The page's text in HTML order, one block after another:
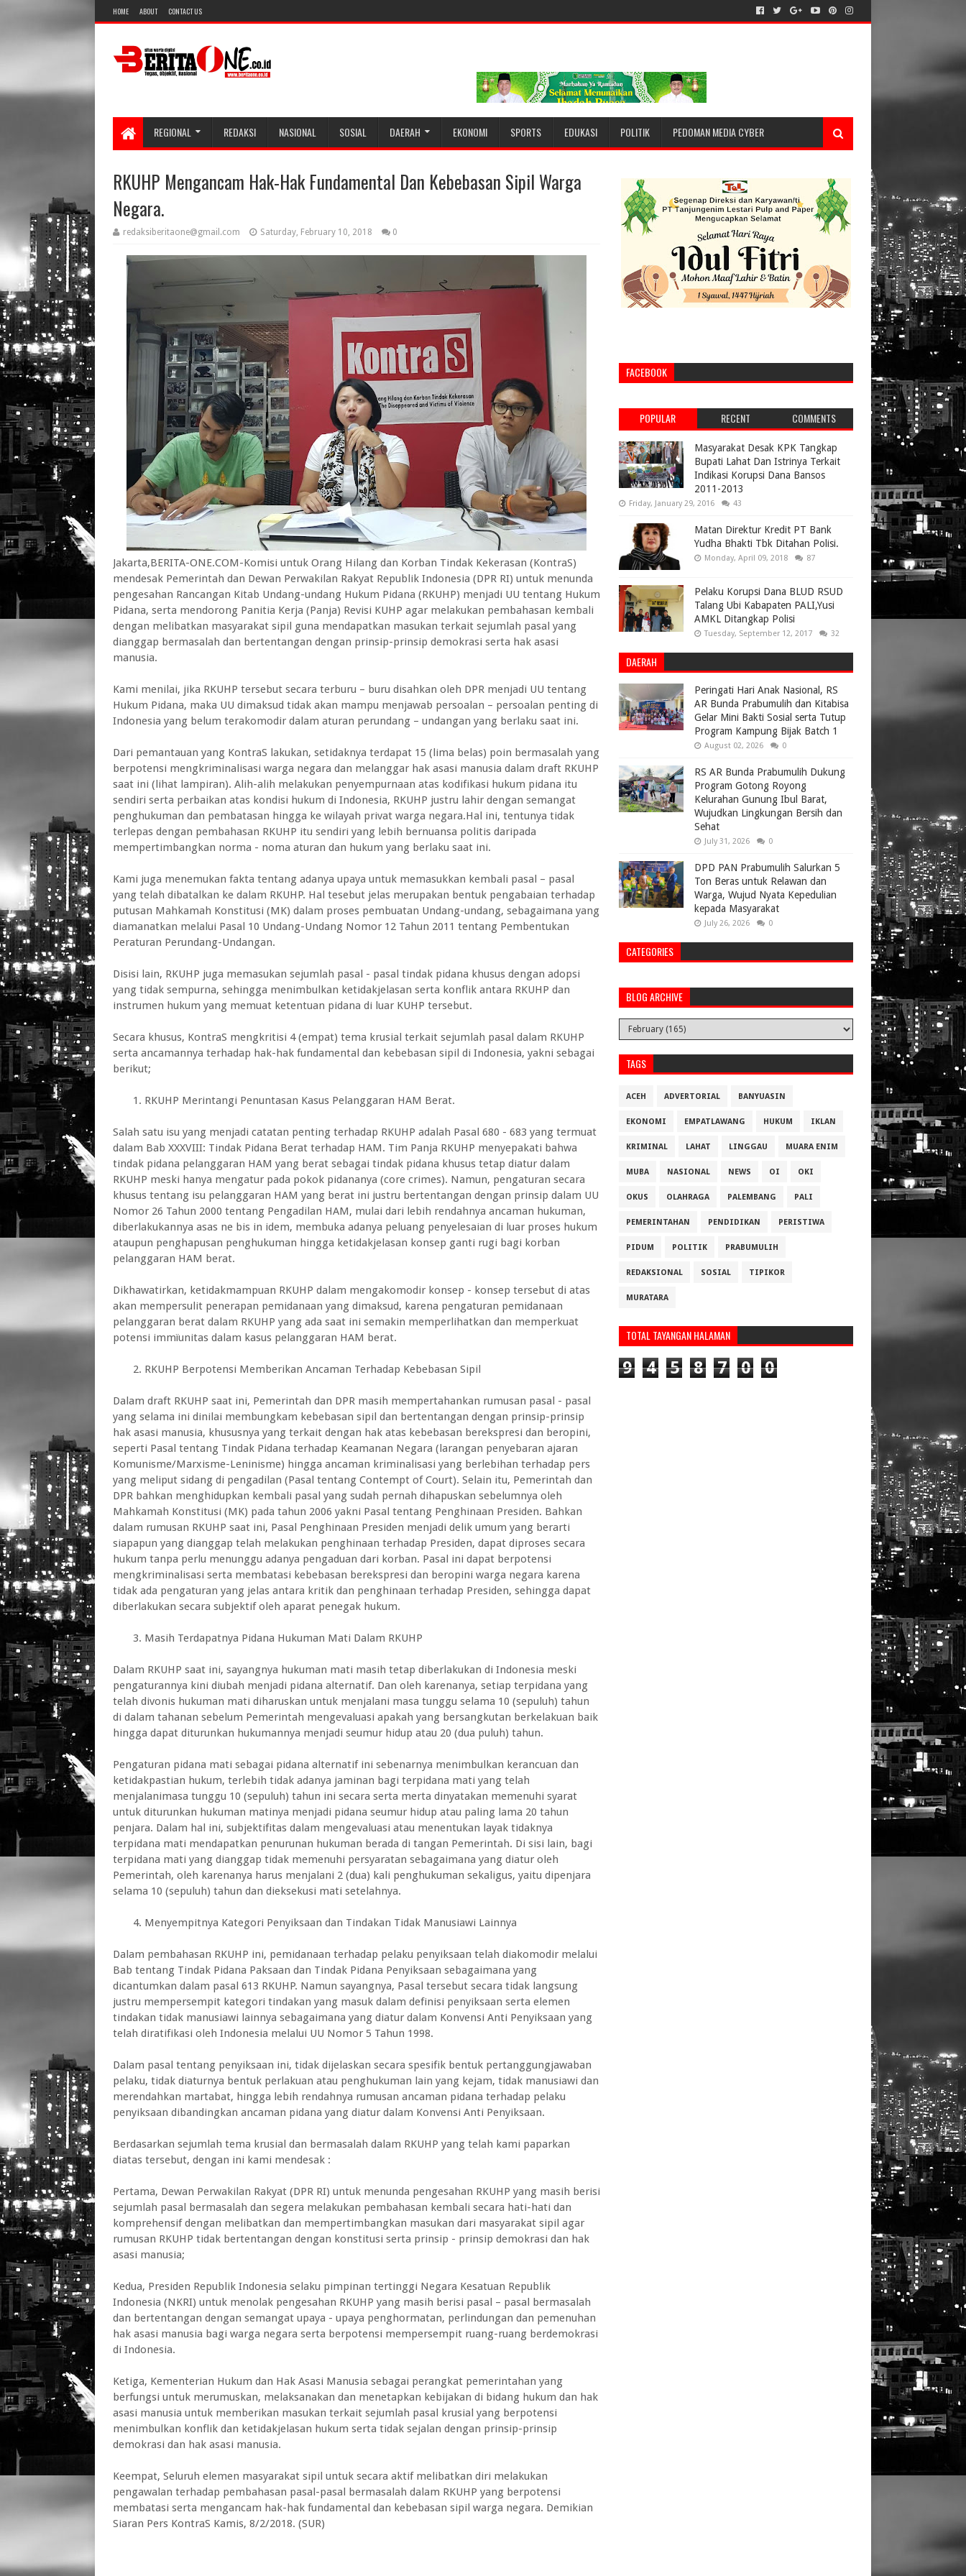
HOME ABOUT CONTACT US
REGIONAL REDAKSI NASIONAL SOSIAL DAERAH EKONOMI SPORTS EDUKASI POLITIK PEDOMAN MEDIA CYBER
RKUHP Mengancam Hak-Hak Fundamental Dan Kebebasan Sipil Warga
Negara.
redaksiberitaone@gmail.com Saturday, February 10, 2018 0
Jakarta,BERITA-ONE.COM-Komisi untuk Orang Hilang dan Korban Tindak Kekerasan (KontraS)
mendesak Pemerintah dan Dewan Perwakilan Rakyat Republik Indonesia (DPR RI) untuk menunda
pengesahan Rancangan Kitab Undang-undang Hukum Pidana (RKUHP) menjadi UU tentang Hukum
Pidana, serta mendorong Panitia Kerja (Panja) Revisi KUHP agar melakukan pembahasan kembali
dengan melibatkan masyarakat sipil guna mendapatkan masukan terkait sejumlah pasal yang
dianggap bermasalah dan bertentangan dengan prinsip-prinsip demokrasi serta hak asasi
manusia.
Kami menilai, jika RKUHP tersebut secara terburu – buru disahkan oleh DPR menjadi UU tentang
Hukum Pidana, maka UU dimaksud tidak akan mampu menjawab persoalan – persoalan penting di
Indonesia yang belum terakomodir dalam aturan perundang – undangan yang berlaku saat ini.
Dari pemantauan yang KontraS lakukan, setidaknya terdapat 15 (lima belas) poin bermasalah yang
berpotensi mengkriminalisasi warga negara dan melanggar hak asasi manusia dalam draft RKUHP
saat ini (lihat lampiran). Alih-alih melakukan penyempurnaan atas kodifikasi hukum pidana itu
sendiri serta perbaikan atas kondisi hukum di Indonesia, RKUHP justru lahir dengan semangat
penghukuman dan pembatasan hingga ke wilayah privat warga negara.Hal ini, tentunya tidak
terlepas dengan pembahasan RKUHP itu sendiri yang lebih bernuansa politis daripada
mempertimbangkan norma - noma aturan dan hukum yang berlaku saat ini.
Kami juga menemukan fakta tentang adanya upaya untuk memasukkan kembali pasal – pasal
yang telah dibatalkan ke dalam RKUHP. Hal tesebut jelas merupakan bentuk pengabaian terhadap
putusan Mahkamah Konstitusi (MK) dalam proses pembuatan Undang-undang, sebagaimana yang
diamanatkan melalui Pasal 10 Undang-Undang Nomor 12 Tahun 2011 tentang Pembentukan
Peraturan Perundang-Undangan.
Disisi lain, RKUHP juga memasukan sejumlah pasal - pasal tindak pidana khusus dengan adopsi
yang tidak sempurna, sehingga menimbulkan ketidakjelasan serta konflik antara RKUHP dan
instrumen hukum yang memuat ketentuan pidana di luar KUHP tersebut.
Secara khusus, KontraS mengkritisi 4 (empat) tema krusial terkait sejumlah pasal dalam RKUHP
serta ancamannya terhadap hak-hak fundamental dan kebebasan sipil di Indonesia, yakni sebagai
berikut;
1. RKUHP Merintangi Penuntasan Kasus Pelanggaran HAM Berat.
Salah satu isu yang menjadi catatan penting terhadap RKUHP adalah Pasal 680 - 683 yang termuat
dalam Bab XXXVIII: Tindak Pidana Berat terhadap HAM. Tim Panja RKUHP menyepakati bahwa
tindak pidana pelanggaran HAM yang berat sebagai tindak pidana khusus tetap diatur dalam
RKUHP meski hanya mengatur pada pokok pidananya (core crimes). Namun, pengaturan secara
khusus tentang isu pelanggaran HAM yang berat ini justru bertentangan dengan prinsip dalam UU
Nomor 26 Tahun 2000 tentang Pengadilan HAM, mulai dari lebih rendahnya ancaman hukuman,
diberlakukannya asas ne bis in idem, membuka adanya peluang penyelesaian di luar proses hukum
ataupun penghapusan penghukuman hingga ketidakjelasan konsep ganti rugi bagi korban
pelanggaran HAM berat.
Dikhawatirkan, ketidakmampuan RKUHP dalam mengakomodir konsep - konsep tersebut di atas
akan mempersulit penerapan pemidanaan yang dimaksud, karena pengaturan pemidanaan
pelanggaran berat dalam RKUHP yang ada saat ini semakin memperlihatkan dan memperkuat
potensi immïunitas dalam kasus pelanggaran HAM berat.
2. RKUHP Berpotensi Memberikan Ancaman Terhadap Kebebasan Sipil
Dalam draft RKUHP saat ini, Pemerintah dan DPR masih mempertahankan rumusan pasal - pasal
yang selama ini dinilai membungkam kebebasan sipil dan bertentangan dengan prinsip-prinsip
hak asasi manusia, khususnya yang terkait dengan hak atas kebebasan berekspresi dan beropini,
seperti Pasal tentang Tindak Pidana terhadap Keamanan Negara (larangan penyebaran ajaran
Komunisme/Marxisme-Leninisme) hingga ancaman kriminalisasi yang berlebihan terhadap pers
yang meliput sidang di pengadilan (Pasal tentang Contempt of Court). Selain itu, Pemerintah dan
DPR bahkan menghidupkan kembali pasal yang sudah pernah dihapuskan sebelumnya oleh
Mahkamah Konstitusi (MK) pada tahun 2006 yakni Pasal tentang Penghinaan Presiden. Bahkan
dalam rumusan RKUHP saat ini, Pasal Penghinaan Presiden menjadi delik umum yang berarti
siapapun yang dianggap telah melakukan penghinaan terhadap Presiden, dapat diproses secara
hukum tanpa perlu menunggu adanya pengaduan dari korban. Pasal ini dapat berpotensi
mengkriminalisasi serta membatasi kebebasan berekspresi dan beropini warga negara karena
tidak ada pengaturan yang jelas antara kritik dan penghinaan terhadap Presiden, sehingga dapat
diberlakukan secara subjektif oleh aparat penegak hukum.
3. Masih Terdapatnya Pidana Hukuman Mati Dalam RKUHP
Dalam RKUHP saat ini, sayangnya hukuman mati masih tetap diberlakukan di Indonesia meski
pengaturannya kini diubah menjadi pidana alternatif. Dan oleh karenanya, setiap terpidana yang
telah divonis hukuman mati diharuskan untuk menjalani masa tunggu selama 10 (sepuluh) tahun
di dalam tahanan sebelum Pemerintah mengevaluasi apakah yang bersangkutan berkelakuan baik
hingga dapat diturunkan hukumannya menjadi seumur hidup atau 20 (dua puluh) tahun.
Pengaturan pidana mati sebagai pidana alternatif ini sebenarnya menimbulkan kerancuan dan
ketidakpastian hukum, terlebih tidak adanya jaminan bagi terpidana mati yang telah
menjalanimasa tunggu 10 (sepuluh) tahun ini secara serta merta dinyatakan memenuhi syarat
untuk diturunkan hukuman matinya menjadi pidana seumur hidup atau paling lama 20 tahun
penjara. Dalam hal ini, subjektifitas dalam mengevaluasi atau menentukan layak tidaknya
terpidana mati mendapatkan penurunan hukuman berada di tangan Pemerintah. Di sisi lain, bagi
terpidana mati yang dianggap tidak memenuhi persyaratan sebagaimana yang diatur oleh
Pemerintah, oleh karenanya harus menjalani 2 (dua) kali penghukuman sekaligus, yaitu dipenjara
selama 10 (sepuluh) tahun dan dieksekusi mati setelahnya.
4. Menyempitnya Kategori Penyiksaan dan Tindakan Tidak Manusiawi Lainnya
Dalam pembahasan RKUHP ini, pemidanaan terhadap pelaku penyiksaan telah diakomodir melalui
Bab tentang Tindak Pidana Paksaan dan Tindak Pidana Penyiksaan sebagaimana yang
dicantumkan dalam pasal 613 RKUHP. Namun sayangnya, Pasal tersebut secara tidak langsung
justru mempersempit kategori tindakan yang masuk dalam definisi penyiksaan serta elemen
tindakan tidak manusiawi lainnya sebagaimana yang diatur dalam Konvensi Anti Penyiksaan yang
telah diratifikasi oleh Indonesia melalui UU Nomor 5 Tahun 1998.
Dalam pasal tentang penyiksaan ini, tidak dijelaskan secara spesifik bentuk pertanggungjawaban
pelaku, tidak diaturnya bentuk perlakuan atau penghukuman lain yang kejam, tidak manusiawi dan
merendahkan martabat, hingga lebih rendahnya rumusan ancaman pidana terhadap pelaku
penyiksaan dibandingkan ancaman pidana yang diatur dalam Konvensi Anti Penyiksaan.
Berdasarkan sejumlah tema krusial dan bermasalah dalam RKUHP yang telah kami paparkan
diatas tersebut, dengan ini kami mendesak :
Pertama, Dewan Perwakilan Rakyat (DPR RI) untuk menunda pengesahan RKUHP yang masih berisi
sejumlah pasal bermasalah dan segera melakukan pembahasan kembali secara hati-hati dan
komprehensif dengan melibatkan dan mempertimbangkan masukan dari masyarakat sipil agar
rumusan RKUHP tidak bertentangan dengan konstitusi serta prinsip - prinsip demokrasi dan hak
asasi manusia;
Kedua, Presiden Republik Indonesia selaku pimpinan tertinggi Negara Kesatuan Republik
Indonesia (NKRI) untuk menolak pengesahan RKUHP yang masih berisi pasal – pasal bermasalah
dan bertentangan dengan semangat upaya - upaya penghormatan, perlindungan dan pemenuhan
hak asasi manusia bagi warga negara serta berpotensi mempersempit ruang-ruang berdemokrasi
di Indonesia.
Ketiga, Kementerian Hukum dan Hak Asasi Manusia sebagai perangkat pemerintahan yang
berfungsi untuk merumuskan, melaksanakan dan menetapkan kebijakan di bidang hukum dan hak
asasi manusia untuk memberikan masukan terkait sejumlah pasal krusial yang berpotensi
menimbulkan konflik dan ketidakjelasan hukum serta tidak sejalan dengan prinsip-prinsip
demokrasi dan hak asasi manusia.
Keempat, Seluruh elemen masyarakat sipil untuk secara aktif melibatkan diri melakukan
pengawalan terhadap pembahasan pasal-pasal bermasalah dalam RKUHP yang berpotensi
membatasi serta mengancam hak-hak fundamental dan kebebasan sipil warga negara. Demikian
Siaran Pers KontraS Kamis, 8/2/2018. (SUR)
FACEBOOK
POPULAR RECENT COMMENTS
Masyarakat Desak KPK Tangkap
Bupati Lahat Dan Istrinya Terkait
Indikasi Korupsi Dana Bansos
2011-2013
Friday, January 29, 2016 43
Matan Direktur Kredit PT Bank
Yudha Bhakti Tbk Ditahan Polisi.
Monday, April 09, 2018 87
Pelaku Korupsi Dana BLUD RSUD
Talang Ubi Kabapaten PALI,Yusi
AMKL Ditangkap Polisi
Tuesday, September 12, 2017 32
DAERAH
Peringati Hari Anak Nasional, RS
AR Bunda Prabumulih dan Kitabisa
Gelar Mini Bakti Sosial serta Tutup
Program Kampung Bijak Batch 1
August 02, 2026 0
RS AR Bunda Prabumulih Dukung
Program Gotong Royong
Kelurahan Gunung Ibul Barat,
Wujudkan Lingkungan Bersih dan
Sehat
July 31, 2026 0
DPD PAN Prabumulih Salurkan 5
Ton Beras untuk Relawan dan
Warga, Wujud Nyata Kepedulian
kepada Masyarakat
July 26, 2026 0
CATEGORIES
BLOG ARCHIVE
TAGS
ACEH ADVERTORIAL BANYUASIN
EKONOMI EMPATLAWANG HUKUM IKLAN
KRIMINAL LAHAT LINGGAU MUARA ENIM
MUBA NASIONAL NEWS OI OKI
OKUS OLAHRAGA PALEMBANG PALI
PEMERINTAHAN PENDIDIKAN PERISTIWA
PIDUM POLITIK PRABUMULIH
REDAKSIONAL SOSIAL TIPIKOR
MURATARA
TOTAL TAYANGAN HALAMAN
9 4 5 8 7 0 0